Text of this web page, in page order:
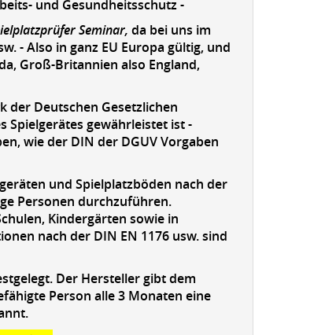
und Gesundheitsschutz -
Seminar, da bei uns im
- Also in ganz EU Europa gültig, und
Groß-Britannien also England,
der Deutschen Gesetzlichen
Spielgerätes gewährleistet ist -
wie der DIN der DGUV Vorgaben
und Spielplatzböden nach der
Personen durchzuführen.
Kindergärten sowie in
nach der DIN EN 1176 usw. sind
Der Hersteller gibt dem
Person alle 3 Monaten eine